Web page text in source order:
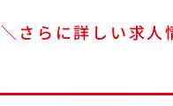
＼さらに詳しい求人